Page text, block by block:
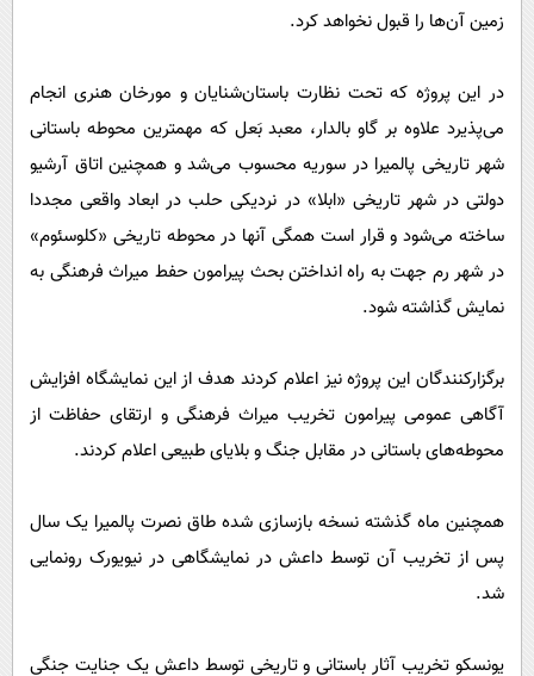
زمین آن‌ها را قبول نخواهد کرد.
در این پروژه که تحت نظارت باستان‌شنایان و مورخان هنری انجام
می‌پذیرد علاوه بر گاو بالدار، معبد بَعل که مهمترین محوطه باستانی
شهر تاریخی پالمیرا در سوریه محسوب می‌شد و همچنین اتاق آرشیو
دولتی در شهر تاریخی «ابلا» در نردیکی حلب در ابعاد واقعی مجددا
ساخته می‌شود و قرار است همگی آنها در محوطه تاریخی «کلوسئوم»
در شهر رم جهت به راه انداختن بحث پیرامون حفط میراث فرهنگی به
نمایش گذاشته شود.
برگزارکنندگان این پروژه نیز اعلام کردند هدف از این نمایشگاه افزایش
آگاهی عمومی پیرامون تخریب میراث فرهنگی و ارتقای حفاظت از
محوطه‌های باستانی در مقابل جنگ و بلایای طبیعی اعلام کردند.
همچنین ماه گذشته نسخه بازسازی شده طاق نصرت پالمیرا یک سال
پس از تخریب آن توسط داعش در نمایشگاهی در نیویورک رونمایی
شد.
یونسکو تخریب آثار باستانی و تاریخی توسط داعش یک جنایت جنگی